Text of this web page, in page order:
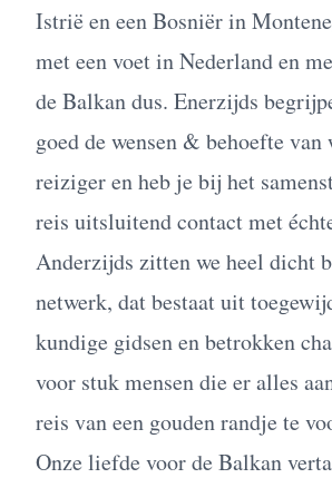
Istrië en een Bosniër in
met een voet in Nederland en
de Balkan dus. Enerzijds
goed de wensen & behoefte van
reiziger en heb je bij het
reis uitsluitend contact met
Anderzijds zitten we heel dicht
netwerk, dat bestaat uit
kundige gidsen en betrokken
voor stuk mensen die er alles
reis van een gouden randje te
Onze liefde voor de Balkan